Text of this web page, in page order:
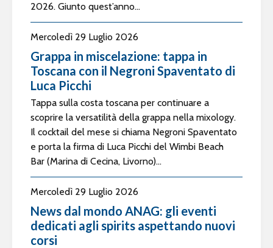
2026. Giunto quest’anno...
Mercoledì 29 Luglio 2026
Grappa in miscelazione: tappa in
Toscana con il Negroni Spaventato di
Luca Picchi
Tappa sulla costa toscana per continuare a
scoprire la versatilità della grappa nella mixology.
Il cocktail del mese si chiama Negroni Spaventato
e porta la firma di Luca Picchi del Wimbi Beach
Bar (Marina di Cecina, Livorno)...
Mercoledì 29 Luglio 2026
News dal mondo ANAG: gli eventi
dedicati agli spirits aspettando nuovi
corsi